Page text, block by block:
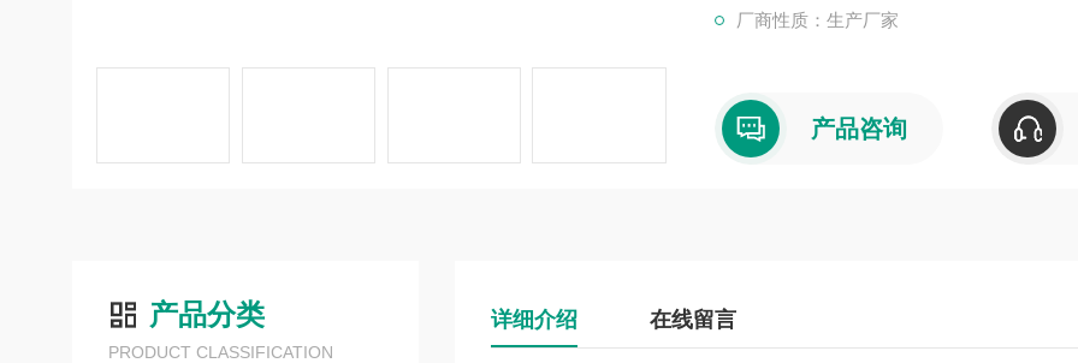
厂商性质：生产厂家
产品咨询
产品分类
PRODUCT CLASSIFICATION
详细介绍 在线留言